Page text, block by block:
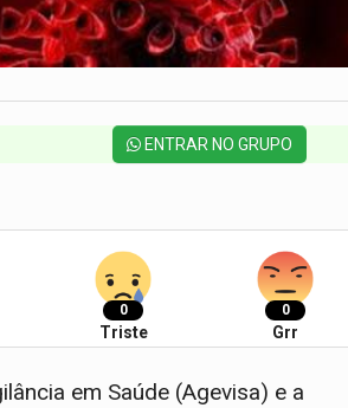
ENTRAR NO GRUPO
0
Triste
0
Grr
em Saúde (Agevisa) e a